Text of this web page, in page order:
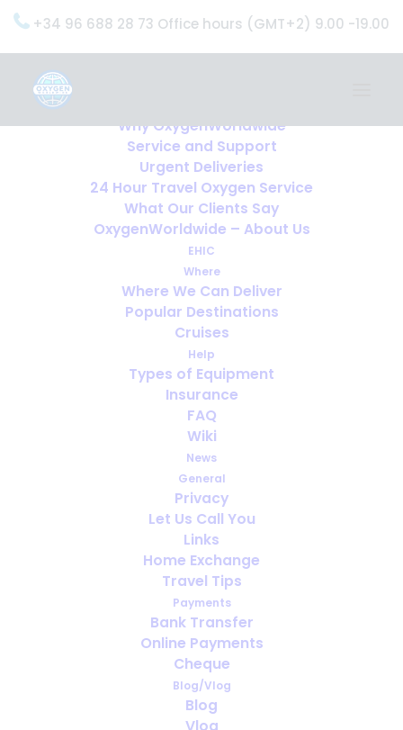
+34 96 688 28 73 Office hours (GMT+2) 9.00 -19.00
Why OxygenWorldwide
Service and Support
Urgent Deliveries
24 Hour Travel Oxygen Service
What Our Clients Say
OxygenWorldwide – About Us
EHIC
Where
Where We Can Deliver
Popular Destinations
Cruises
Help
Types of Equipment
Insurance
FAQ
Wiki
News
General
Privacy
Let Us Call You
Links
Home Exchange
Travel Tips
Payments
Bank Transfer
Online Payments
Cheque
Blog/Vlog
Blog
Vlog
5 desafíos para organizar el
oxígeno para tus vacaciones
VIAJAR CON OXÍGENO MEDICINAL
VACACIONES